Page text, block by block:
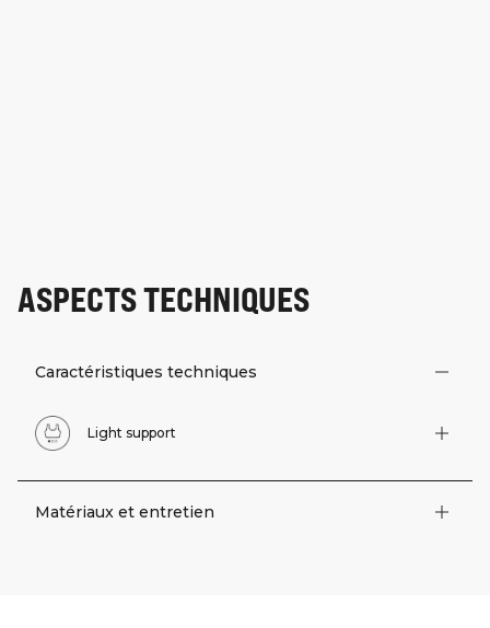
ASPECTS TECHNIQUES
Caractéristiques techniques
Light support
Matériaux et entretien